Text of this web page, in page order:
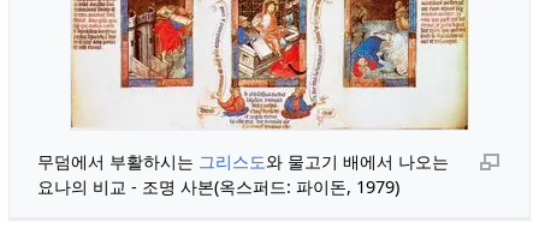
무덤에서 부활하시는 그리스도와 물고기 배에서 나오는
요나의 비교 - 조명 사본(옥스퍼드: 파이돈, 1979)